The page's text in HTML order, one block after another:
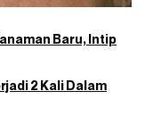
Baru, Intip
2 Kali Dalam